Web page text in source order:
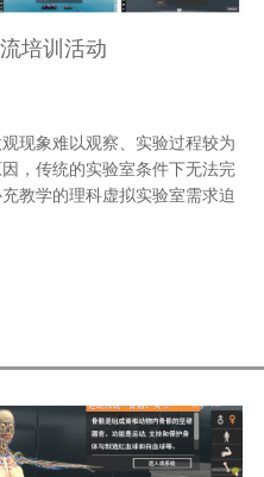
培训活动
现象难以观察、实验过程较为
，传统的实验室条件下无法完
教学的理科虚拟实验室需求迫